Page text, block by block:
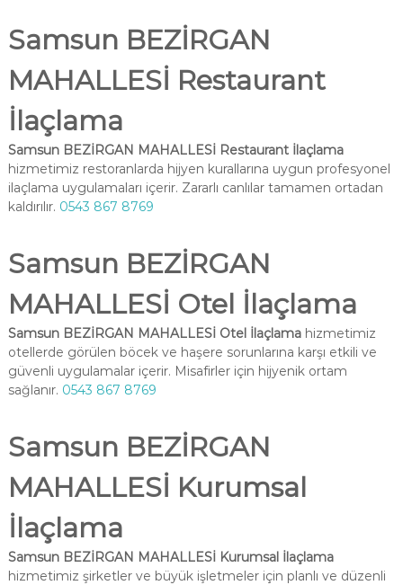
Samsun BEZİRGAN
MAHALLESİ Restaurant
İlaçlama
Samsun BEZİRGAN MAHALLESİ Restaurant İlaçlama
hizmetimiz restoranlarda hijyen kurallarına uygun profesyonel
ilaçlama uygulamaları içerir. Zararlı canlılar tamamen ortadan
kaldırılır. 0543 867 8769
Samsun BEZİRGAN
MAHALLESİ Otel İlaçlama
Samsun BEZİRGAN MAHALLESİ Otel İlaçlamahizmetimiz
otellerde görülen böcek ve haşere sorunlarına karşı etkili ve
güvenli uygulamalar içerir. Misafirler için hijyenik ortam
sağlanır. 0543 867 8769
Samsun BEZİRGAN
MAHALLESİ Kurumsal
İlaçlama
Samsun BEZİRGAN MAHALLESİ Kurumsal İlaçlama
hizmetimiz şirketler ve büyük işletmeler için planlı ve düzenli